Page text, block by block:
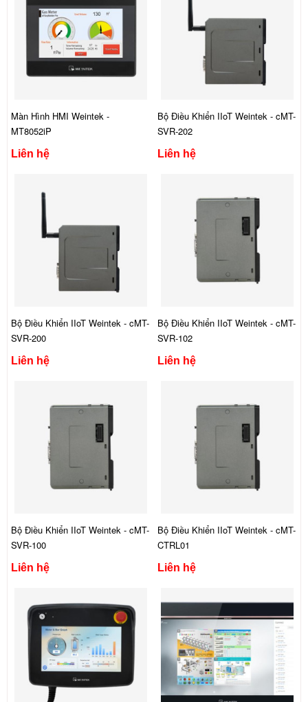
Màn Hình HMI Weintek -
MT8052iP
Liên hệ
Bộ Điều Khiển IIoT Weintek - cMT-
SVR-202
Liên hệ
Bộ Điều Khiển IIoT Weintek - cMT-
SVR-200
Liên hệ
Bộ Điều Khiển IIoT Weintek - cMT-
SVR-102
Liên hệ
Bộ Điều Khiển IIoT Weintek - cMT-
SVR-100
Liên hệ
Bộ Điều Khiển IIoT Weintek - cMT-
CTRL01
Liên hệ